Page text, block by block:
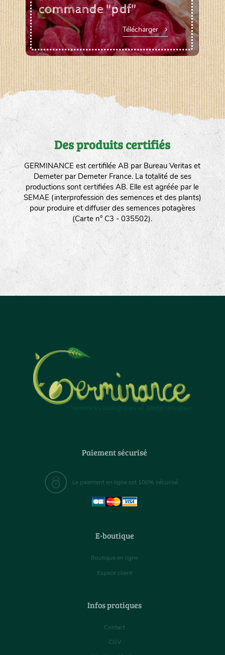
commande "pdf"
Télécharger
Des produits certifiés
GERMINANCE est certifilée AB par Bureau Veritas et
Demeter par Demeter France. La totalité de ses
productions sont certifiées AB. Elle est agréée par le
SEMAE (interprofession des semences et des plants)
pour produire et diffuser des semences potagères
(Carte n° C3 - 035502).
Paiement sécurisé
Le paiement en ligne est 100% sécurisé
E-boutique
Boutique en ligne
Espace client
Infos pratiques
Contact
CGV